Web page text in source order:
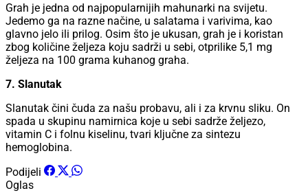
Grah je jedna od najpopularnijih mahunarki na svijetu.
Jedemo ga na razne načine, u salatama i varivima, kao
glavno jelo ili prilog. Osim što je ukusan, grah je i koristan
zbog količine željeza koju sadrži u sebi, otprilike 5,1 mg
željeza na 100 grama kuhanog graha.
7. Slanutak
Slanutak čini čuda za našu probavu, ali i za krvnu sliku. On
spada u skupinu namirnica koje u sebi sadrže željezo,
vitamin C i folnu kiselinu, tvari ključne za sintezu
hemoglobina.
Podijeli
Oglas